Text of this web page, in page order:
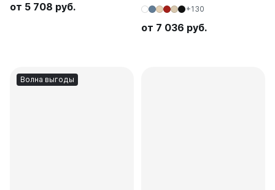
от 5 708 руб. +130
от 7 036 руб.
Волна выгоды